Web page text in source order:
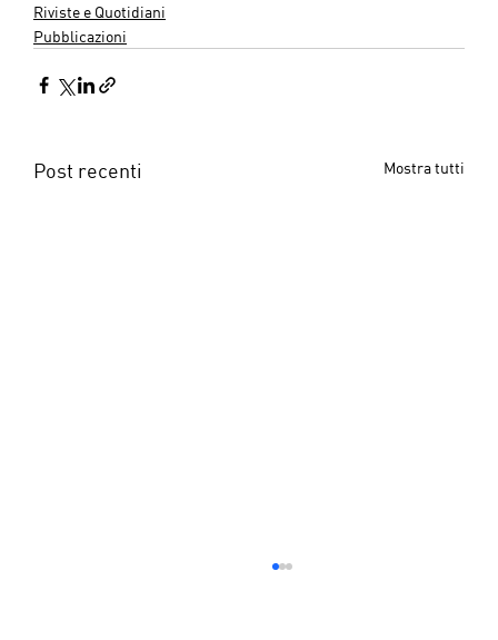
Riviste e Quotidiani
Pubblicazioni
Post recenti Mostra tutti